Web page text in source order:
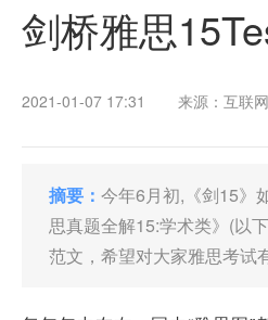
剑桥雅思
2021-01-07 17:31 来源：互联网
摘要： 今年6月初,《剑15》
思真题全解15:学术类》(以
范文，希望对大家雅思考试